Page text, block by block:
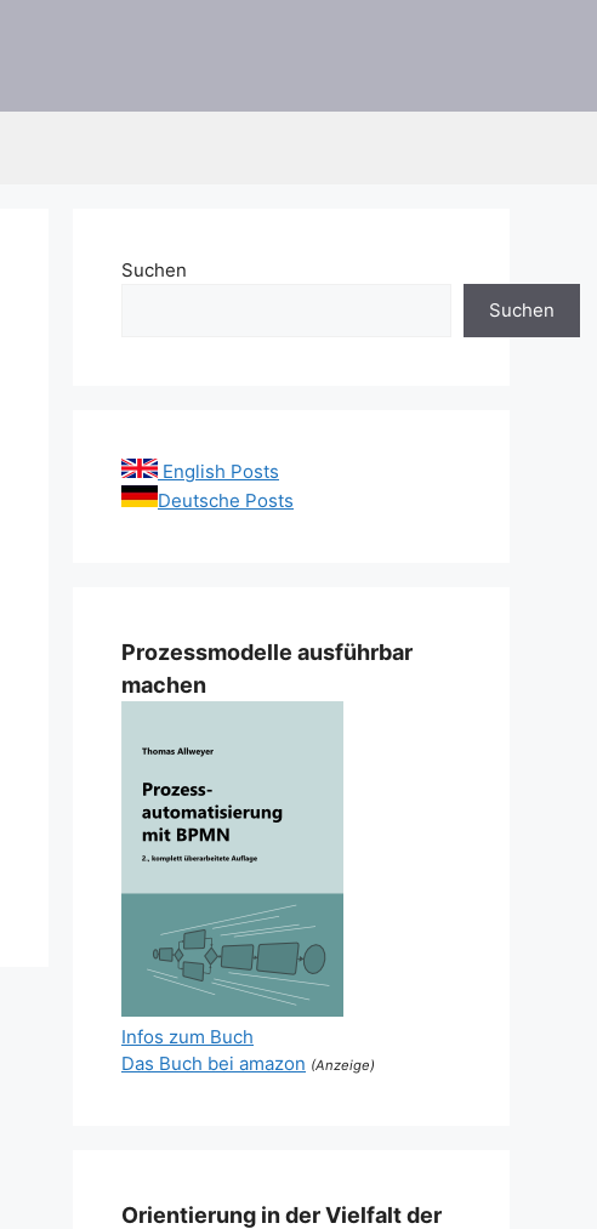
Suchen
Suchen
English Posts
Deutsche Posts
Prozessmodelle ausführbar
machen
Infos zum Buch
Das Buch bei amazon (Anzeige)
Orientierung in der Vielfalt der